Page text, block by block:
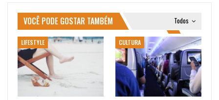
Todos
VOCÊ PODE GOSTAR TAMBÉM
LIFESTYLE CULTURA